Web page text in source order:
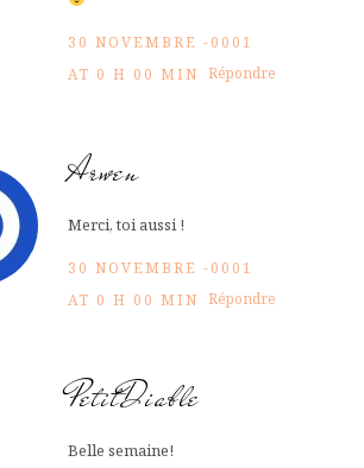
30 NOVEMBRE -0001
AT 0 H 00 MIN Répondre
Arwen
Merci, toi aussi !
30 NOVEMBRE -0001
AT 0 H 00 MIN Répondre
PetitDiable
Belle semaine!